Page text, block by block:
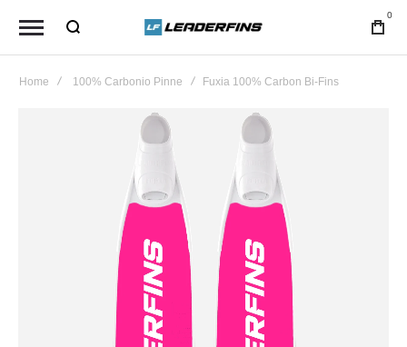
0
Home 100% Carbonio Pinne Fuxia 100% Carbon Bi-Fins